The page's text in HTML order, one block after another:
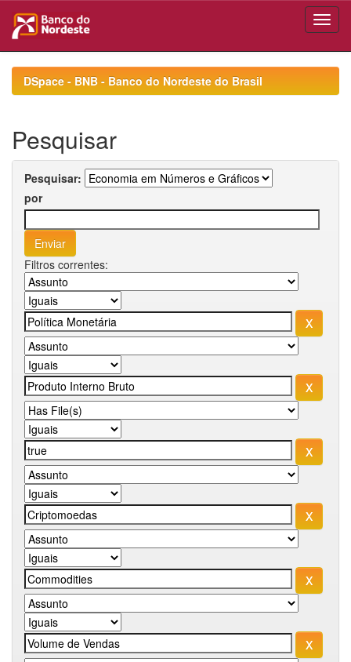
navigationDSpace - BNB - Banco do Nordeste do Brasil
Pesquisar
Pesquisar:
por
Filtros correntes: